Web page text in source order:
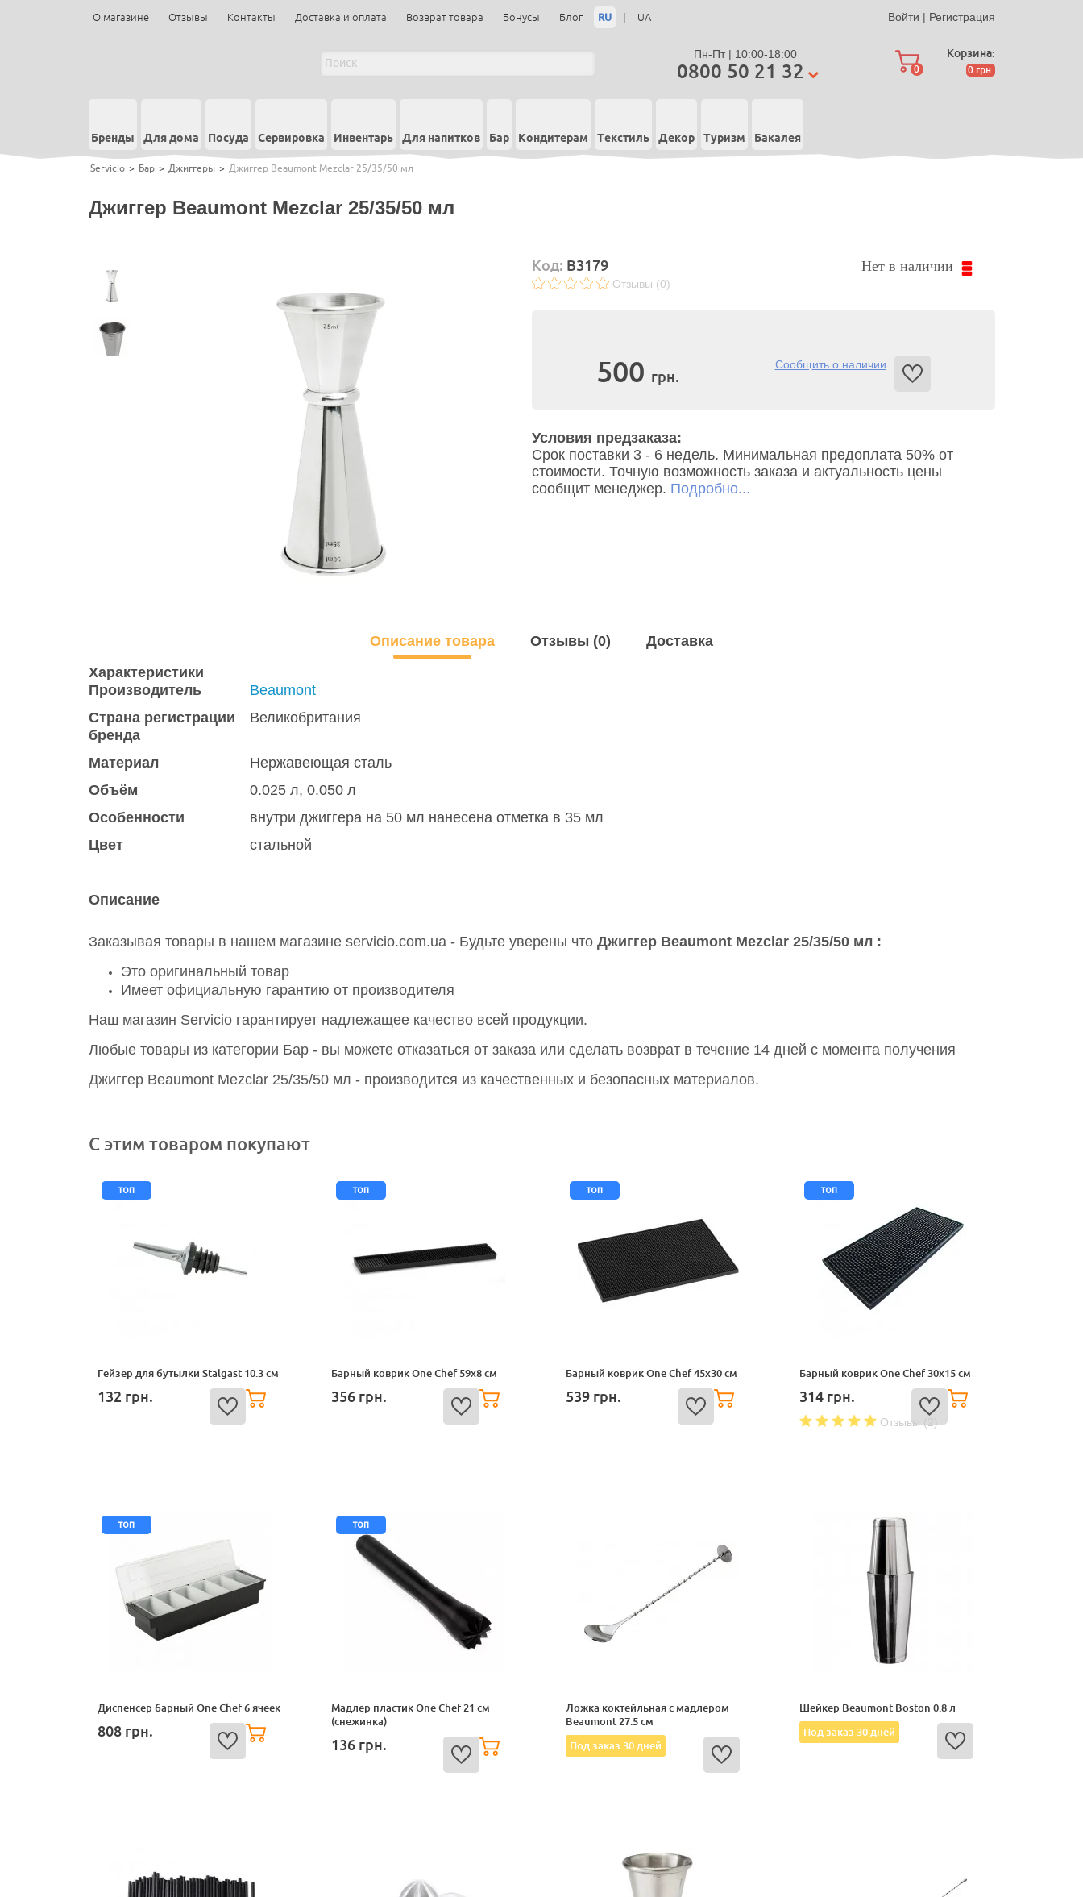
О магазине Отзывы Контакты Доставка и оплата Возврат товара Бонусы Блог RU | UA Войти | Регистрация
Пн-Пт | 10:00-18:00
0800 50 21 32 0
Корзина:
0 грн.
Бренды Для дома Посуда Сервировка Инвентарь Для напитков Бар Кондитерам Текстиль Декор Туризм Бакалея
Servicio > Бар > Джиггеры > Джиггер Beaumont Mezclar 25/35/50 мл
Джиггер Beaumont Mezclar 25/35/50 мл
Код: B3179 Нет в наличии
Отзывы (0)
500 грн.
Сообщить о наличии
Условия предзаказа:
Срок поставки 3 - 6 недель. Минимальная предоплата 50% от
стоимости. Точную возможность заказа и актуальность цены
сообщит менеджер. Подробно...
Описание товара Отзывы (0)
Доставка
Характеристики
Производитель
Beaumont
Страна регистрации
бренда
Великобритания
Материал
Нержавеющая сталь
Объём
0.025 л, 0.050 л
Особенности
внутри джиггера на 50 мл нанесена отметка в 35 мл
Цвет
стальной
Описание
Заказывая товары в нашем магазине servicio.com.ua - Будьте уверены чтоДжиггер Beaumont Mezclar 25/35/50 мл :
Это оригинальный товар
Имеет официальную гарантию от производителя
Наш магазин Servicio гарантирует надлежащее качество всей продукции.
Любые товары из категории Бар - вы можете отказаться от заказа или сделать возврат в течение 14 дней с момента получения
Джиггер Beaumont Mezclar 25/35/50 мл - производится из качественных и безопасных материалов.
С этим товаром покупают
топ
Гейзер для бутылки Stalgast 10.3 см
132 грн.
топ
Барный коврик One Chef 59x8 см
356 грн.
топ
Барный коврик One Chef 45x30 см
539 грн.
топ
Барный коврик One Chef 30x15 см
314 грн.
Отзывы (2)
топ
Диспенсер барный One Chef 6 ячеек
808 грн.
топ
Мадлер пластик One Chef 21 см
(снежинка)
136 грн.
Ложка коктейльная с мадлером
Beaumont 27.5 см
Под заказ 30 дней
Шейкер Beaumont Boston 0.8 л
Под заказ 30 дней